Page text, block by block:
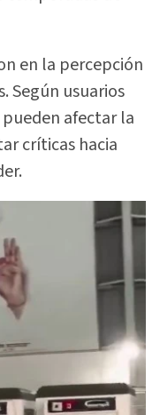
en la percepción
Según usuarios
afectar la
críticas hacia